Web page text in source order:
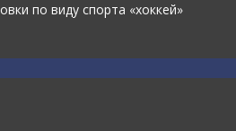
по виду спорта «хоккей»